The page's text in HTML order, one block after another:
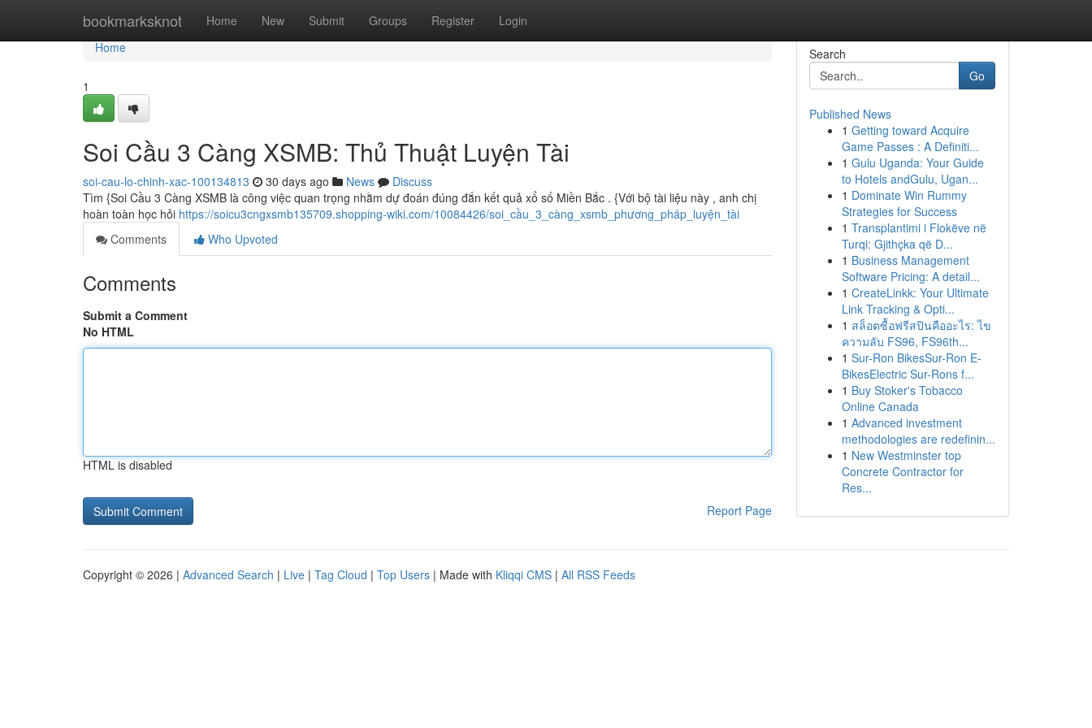
bookmarksknot Home New Submit Groups Register Login
Home
Home
1
Soi Cầu 3 Càng XSMB: Thủ Thuật Luyện Tài
soi-cau-lo-chinh-xac-100134813 30 days ago News
Discuss
Tìm {Soi Cầu 3 Càng XSMB là công việc quan trọng nhằm dự đoán đúng đắn kết quả xổ số Miền Bắc . {Với bộ tài liệu này , anh chị
hoàn toàn học hỏi https://soicu3cngxsmb135709.shopping-wiki.com/10084426/soi_cầu_3_càng_xsmb_phương_pháp_luyện_tài
Comments
Who Upvoted
Comments
Submit a Comment
No HTML
HTML is disabled
Report Page
Search
Go
Published News
1 Getting toward Acquire
Game Passes : A Definiti...
1 Gulu Uganda: Your Guide
to Hotels andGulu, Ugan...
1 Dominate Win Rummy
Strategies for Success
1 Transplantimi i Flokëve në
Turqi: Gjithçka që D...
1 Business Management
Software Pricing: A detail...
1 CreateLinkk: Your Ultimate
Link Tracking & Opti...
1 สล็อตซื้อฟรีสปินคืออะไร: ไข
ความลับ FS96, FS96th...
1 Sur-Ron BikesSur-Ron E-
BikesElectric Sur-Rons f...
1 Buy Stoker's Tobacco
Online Canada
1 Advanced investment
methodologies are redefinin...
1 New Westminster top
Concrete Contractor for
Res...
Copyright © 2026 | Advanced Search | Live | Tag Cloud | Top Users | Made with Kliqqi CMS | All RSS Feeds